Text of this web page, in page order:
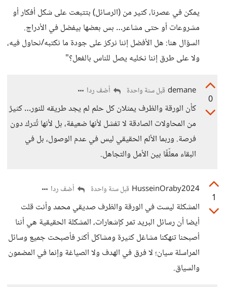
يمكن في عصرنا، كتير من (الرسائل) بتتبعت على شكل أفكار أو
مشروعات أو حتى مشاعر… بس بعضها بيفضل في الأدراج.
السؤال هنا: هل الأفضل إننا نركز على جودة ما نكتبه/نحاول فيه،
ولا على طرق إننا نخليه يصل للناس بالفعل؟"
0
demane قبل سنة واحدة أضف ردا
كأن الورقة والظرف يمثلان كل حلم لم يجد طريقه للنور… كثيرٌ
من المحاولات الصادقة لا تفشل لأنها ضعيفة، بل لأنها تُترك دون
فرصة. وربما الألم الحقيقي ليس في عدم الوصول، بل في
البقاء معلّقًا بين الأمل والتجاهل.
1
HusseinOraby2024 قبل سنة واحدة أضف ردا
المشكلة ليست في الورقة والظرف صديقي محمد وأنت قلت
أيضا أن رسائل البريد تمر كإشعارات، المشكلة الحقيقية هي أننا
أصبحنا تنهكنا مشاغل كثيرة ومشاكل أكثر فأصبحت جميع وسائل
المراسلة سيان؛ لا فرق في الهدف ولا الصياغة وإنما في المضمون
والسياق.